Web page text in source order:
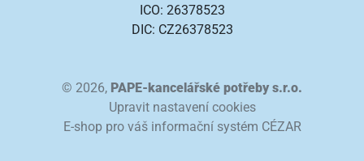
ICO: 26378523
DIC: CZ26378523
© 2026, PAPE-kancelářské potřeby s.r.o.
Upravit nastavení cookies
E-shop pro váš informační systém CÉZAR